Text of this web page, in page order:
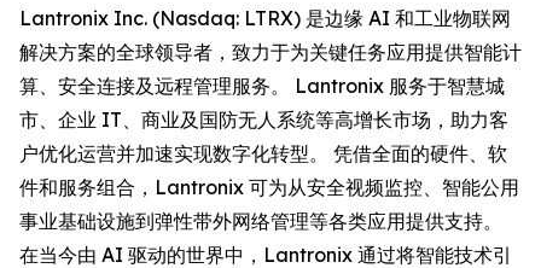
Lantronix Inc. (Nasdaq: LTRX) 是边缘 AI 和工业物联网
解决方案的全球领导者，致力于为关键任务应用提供智能计
算、安全连接及远程管理服务。 Lantronix 服务于智慧城
市、企业 IT、商业及国防无人系统等高增长市场，助力客
户优化运营并加速实现数字化转型。 凭借全面的硬件、软
件和服务组合，Lantronix 可为从安全视频监控、智能公用
事业基础设施到弹性带外网络管理等各类应用提供支持。
在当今由 AI 驱动的世界中，Lantronix 通过将智能技术引